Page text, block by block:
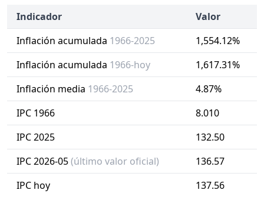
Indicador
Valor
Inflación acumulada 1966-2025
1,554.12%
Inflación acumulada 1966-hoy
1,617.31%
Inflación media 1966-2025
4.87%
IPC 1966
8.010
IPC 2025
132.50
IPC 2026-05(último valor oficial)
136.57
IPC hoy
137.56